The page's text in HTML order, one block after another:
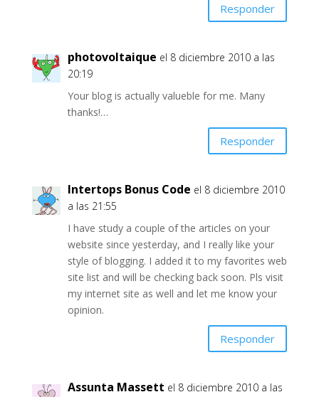
Responder
photovoltaique el 8 diciembre 2010 a las
20:19
Your blog is actually valueble for me. Many
thanks!…
Responder
Intertops Bonus Code el 8 diciembre 2010
a las 21:55
I have study a couple of the articles on your
website since yesterday, and I really like your
style of blogging. I added it to my favorites web
site list and will be checking back soon. Pls visit
my internet site as well and let me know your
opinion.
Responder
Assunta Massett el 8 diciembre 2010 a las